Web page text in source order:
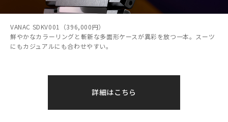
VANAC SDKV001（396,000円）
鮮やかなカラーリングと斬新な多面形ケースが異彩を放つ一本。スーツ
にもカジュアルにも合わせやすい。
詳細はこちら